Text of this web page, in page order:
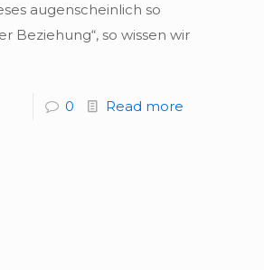
augen­schein­lich so
Bezie­hung“, so wis­sen wir
0 Read more